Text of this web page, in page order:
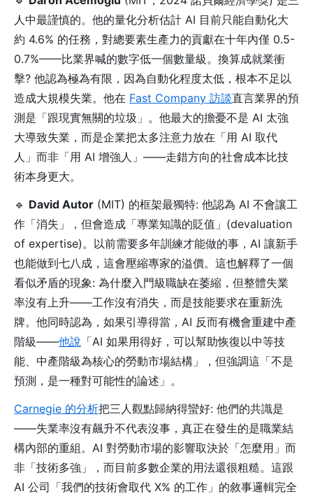
人中最謹慎的。他的量化分析估計 AI 目前只能自動化大
約 4.6% 的任務，對總要素生產力的貢獻在十年內僅 0.5-
0.7%——比業界喊的數字低一個數量級。換算成就業衝
擊? 他認為極為有限，因為自動化程度太低，根本不足以
造成大規模失業。他在 Fast Company 訪談直言業界的預
測是「跟現實無關的垃圾」。他最大的擔憂不是 AI 太強
大導致失業，而是企業把太多注意力放在「用 AI 取代
人」而非「用 AI 增強人」——走錯方向的社會成本比技
術本身更大。
🔹 David Autor (MIT) 的框架最獨特: 他認為 AI 不會讓工
作「消失」，但會造成「專業知識的貶值」(devaluation
of expertise)。以前需要多年訓練才能做的事，AI 讓新手
也能做到七八成，這會壓縮專家的溢價。這也解釋了一個
看似矛盾的現象: 為什麼入門級職缺在萎縮，但整體失業
率沒有上升——工作沒有消失，而是技能要求在重新洗
牌。他同時認為，如果引導得當，AI 反而有機會重建中產
階級——他說 「AI 如果用得好，可以幫助恢復以中等技
能、中產階級為核心的勞動市場結構」，但強調這「不是
預測，是一種對可能性的論述」。
Carnegie 的分析把三人觀點歸納得蠻好: 他們的共識是
——失業率沒有飆升不代表沒事，真正在發生的是職業結
構內部的重組。AI 對勞動市場的影響取決於「怎麼用」而
非「技術多強」，而目前多數企業的用法還很粗糙。這跟
AI 公司「我們的技術會取代 X% 的工作」的敘事邏輯完全